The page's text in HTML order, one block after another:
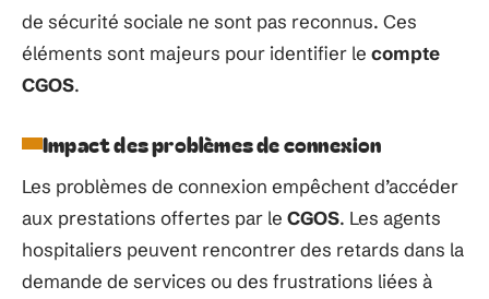
de sécurité sociale ne sont pas reconnus. Ces
éléments sont majeurs pour identifier le compte
CGOS.
Impact des problèmes de connexion
Les problèmes de connexion empêchent d’accéder
aux prestations offertes par le CGOS. Les agents
hospitaliers peuvent rencontrer des retards dans la
demande de services ou des frustrations liées à